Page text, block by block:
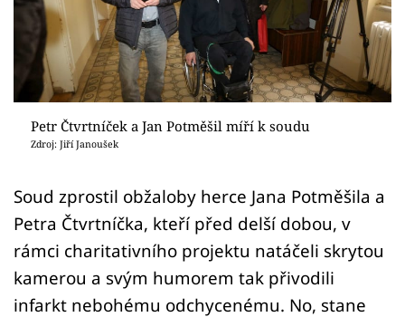
Sex a vztahy
Videa
Sledujte prima+
Přihlášení
Sledujte nás
Petr Čtvrtníček a Jan Potměšil míří k soudu
Zdroj: Jiří Janoušek
Soud zprostil obžaloby herce Jana Potměšila a
Petra Čtvrtníčka, kteří před delší dobou, v
rámci charitativního projektu natáčeli skrytou
kamerou a svým humorem tak přivodili
infarkt nebohému odchycenému. No, stane